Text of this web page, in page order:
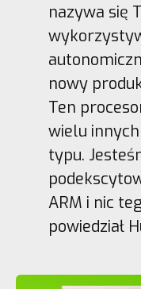
nazywa się
nowy
Ten
wielu
typu.
ARM i nic
powiedział